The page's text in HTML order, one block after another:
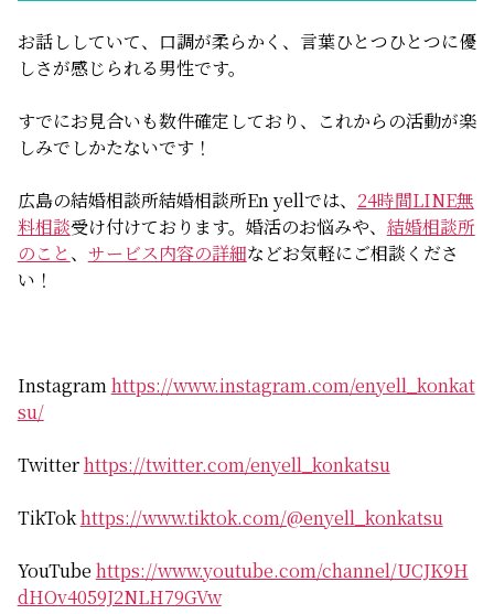
無料相談
お知らせ
お話ししていて、口調が柔らかく、言葉ひとつひとつに優
しさが感じられる男性です。
すでにお見合いも数件確定しており、これからの活動が楽
しみでしかたないです！
広島の結婚相談所結婚相談所En yellでは、 24時間LINE無
料相談受け付けております。婚活のお悩みや、 結婚相談所
のこと、 サービス内容の詳細などお気軽にご相談くださ
い！
Instagramhttps://www.instagram.com/enyell_konkat
su/
Twitterhttps://twitter.com/enyell_konkatsu
TikTokhttps://www.tiktok.com/@enyell_konkatsu
YouTube https://www.youtube.com/channel/UCJK9H
dHOv4059J2NLH79GVw